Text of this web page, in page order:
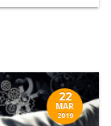
22
MAR
2019